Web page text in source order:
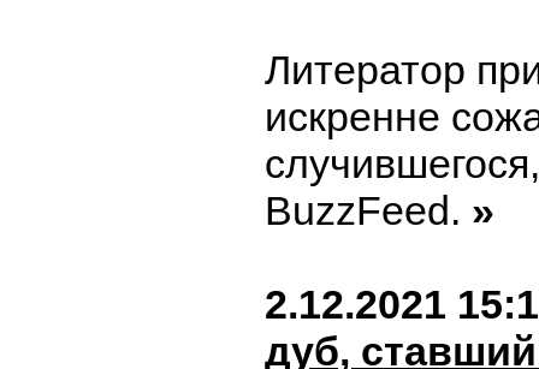
Литератор
искренне
BuzzFeed. »
2.12.2021
дуб,